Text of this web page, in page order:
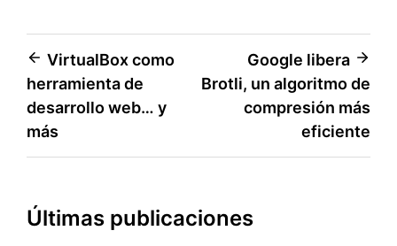
Navegación
de
entradas
VirtualBox como
herramienta de
desarrollo web… y
más
Google libera
Brotli, un algoritmo de
compresión más
eficiente
Últimas publicaciones